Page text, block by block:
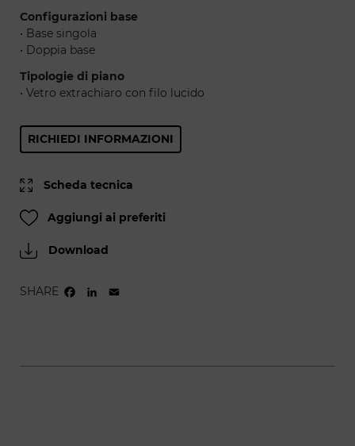
Configurazioni base
• Base singola
• Doppia base
Tipologie di piano
• Vetro extrachiaro con filo lucido
RICHIEDI INFORMAZIONI
Scheda tecnica
Aggiungi ai preferiti
Download
SHARE FACEBOOK
LINKEDIN